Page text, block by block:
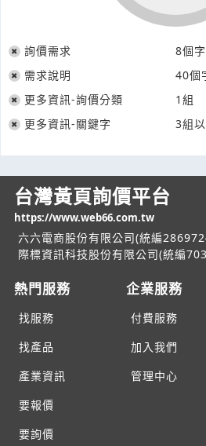
詢價需求 8個
需求說明
40個
更多資訊-詢價分類
1組
更多資訊-關鍵字
3組
台灣黃頁詢價平台
https://www.web66.com.tw
六六電商股份有限公司(統編
際標資訊科技股份有限公司(統編
熱門服務
找服務
找產品
產業資訊
要報價
要詢價
企業服務
付費服務
加入我們
管理中心